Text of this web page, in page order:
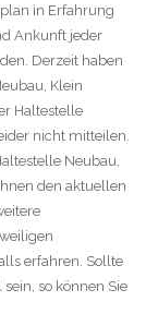
in Erfahrung
Ankunft jeder
Derzeit haben
Klein
Haltestelle
nicht mitteilen.
Neubau,
den aktuellen
erfahren. Sollte
so können Sie